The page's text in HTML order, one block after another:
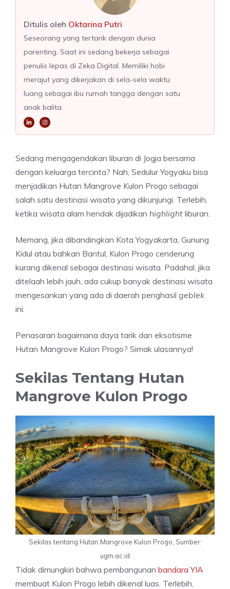
Ditulis oleh Oktarina Putri
Seseorang yang tertarik dengan dunia
parenting. Saat ini sedang bekerja sebagai
penulis lepas di Zeka Digital. Memiliki hobi
merajut yang dikerjakan di sela-sela waktu
luang sebagai ibu rumah tangga dengan satu
anak balita.
Sedang mengagendakan liburan di Jogja bersama
dengan keluarga tercinta? Nah, Sedulur Yogyaku bisa
menjadikan Hutan Mangrove Kulon Progo sebagai
salah satu destinasi wisata yang dikunjungi. Terlebih,
ketika wisata alam hendak dijadikan highlight liburan.
Memang, jika dibandingkan Kota Yogyakarta, Gunung
Kidul atau bahkan Bantul, Kulon Progo cenderung
kurang dikenal sebagai destinasi wisata. Padahal, jika
ditelaah lebih jauh, ada cukup banyak destinasi wisata
mengesankan yang ada di daerah penghasil geblek
ini.
Penasaran bagaimana daya tarik dan eksotisme
Hutan Mangrove Kulon Progo? Simak ulasannya!
Sekilas Tentang Hutan
Mangrove Kulon Progo
Sekilas tentang Hutan Mangrove Kulon Progo, Sumber:
ugm.ac.id
Tidak dimungkiri bahwa pembangunan bandara YIA
membuat Kulon Progo lebih dikenal luas. Terlebih,